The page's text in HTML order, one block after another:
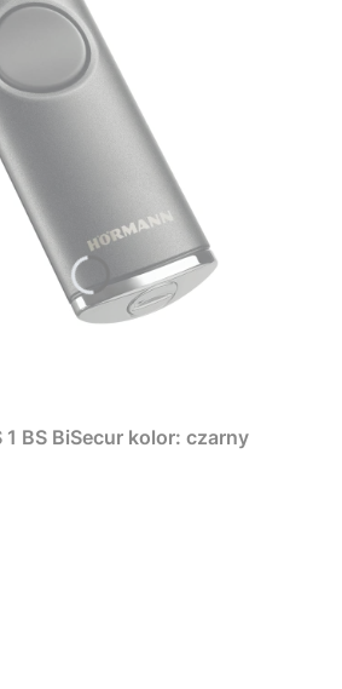
BiSecur kolor: czarny